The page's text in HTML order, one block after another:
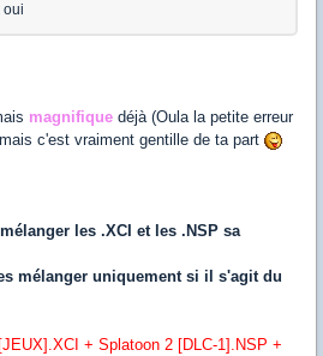
oui
magnifique déjà (Oula la petite erreur
c'est vraiment gentille de ta part
les .XCI et les .NSP sa
mélanger uniquement si il s'agit du
+ Splatoon 2 [DLC-1].NSP +